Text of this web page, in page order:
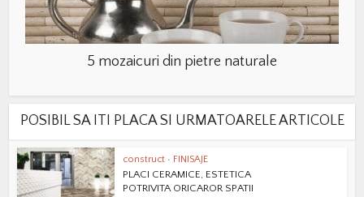
5 mozaicuri din pietre naturale
POSIBIL SA ITI PLACA SI URMATOARELE ARTICOLE
construct • FINISAJE
PLACI CERAMICE, ESTETICA
POTRIVITA ORICAROR SPATII